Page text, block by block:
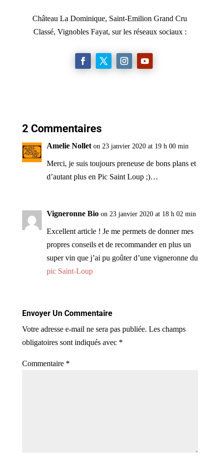
Château La Dominique, Saint-Emilion Grand Cru
Classé, Vignobles Fayat, sur les réseaux sociaux :
2 Commentaires
Amelie Nollet on 23 janvier 2020 at 19 h 00 min
Merci, je suis toujours preneuse de bons plans et
d’autant plus en Pic Saint Loup ;)…
Vigneronne Bio on 23 janvier 2020 at 18 h 02 min
Excellent article ! Je me permets de donner mes
propres conseils et de recommander en plus un
super vin que j’ai pu goûter d’une vigneronne du
pic Saint-Loup
Envoyer Un Commentaire
Votre adresse e-mail ne sera pas publiée. Les champs
obligatoires sont indiqués avec *
Commentaire *